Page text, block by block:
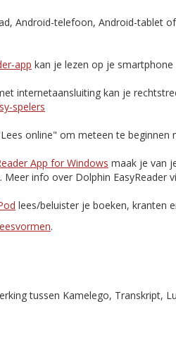
Android-telefoon, Android-tablet
app kan je lezen op je
internetaansluiting kan je
spelers
online" om meteen te
App for Windows maak je van
Meer info over Dolphin EasyReader
lees/beluister je boeken, kranten
.
tussen Kamelego, Transkript,